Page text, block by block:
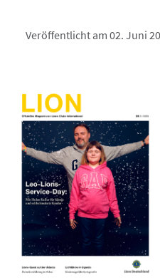
Veröffentlicht am 02. Juni